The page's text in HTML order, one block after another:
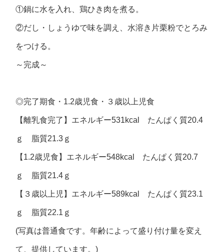
①鍋に水を入れ、鶏ひき肉を煮る。
②だし・しょうゆで味を調え、水溶き片栗粉でとろみ
をつける。
～完成～
◎完了期食・ 1.2歳児食・３歳以上児食
【離乳食完了】エネルギー531kcal たんぱく質20.4
ｇ 脂質21.3ｇ
【1.2歳児食】エネルギー548kcal たんぱく質20.7
ｇ 脂質21.4ｇ
【３歳以上児】エネルギー589kcal たんぱく質23.1
ｇ 脂質22.1ｇ
(写真は普通食です。年齢によって盛り付け量を変え
て、提供しています。)